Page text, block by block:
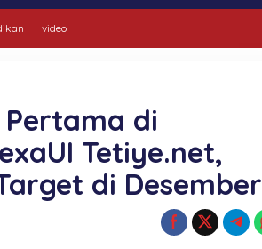
video
Pertama di
Tetiye.net,
di Desember